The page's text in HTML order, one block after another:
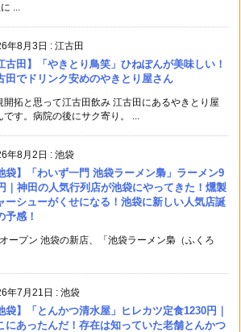
...
年8月3日 : 江古田
古田】「やきとり鳥笑」ひねぽんが美味しい！
田でドリンク安めのやきとり屋さん
開拓と思って江古田飲み 江古田にあるやきとり屋
です。病院の後にサク寄り。 ...
年8月2日 : 池袋
袋】「わいず一門 池袋ラーメン梟」ラーメン9
｜神田の人気行列店が池袋にやってきた！燻製
ーシューがくせになる！池袋に新しい人気店誕
予感！
ープン 池袋の新店、「池袋ラーメン梟（ふくろ
年7月21日 : 池袋
袋】「とんかつ清水屋」ヒレカツ定食1230円｜
にあったんだ！存在は知っていた老舗とんかつ